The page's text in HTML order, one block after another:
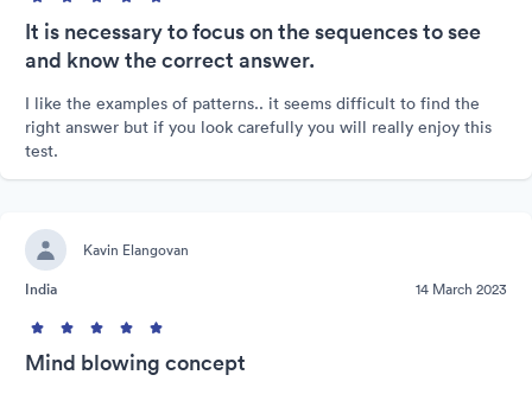
It is necessary to focus on the sequences to see
and know the correct answer.
I like the examples of patterns.. it seems difficult to find the
right answer but if you look carefully you will really enjoy this
test.
Kavin Elangovan
India
14 March 2023
Mind blowing concept